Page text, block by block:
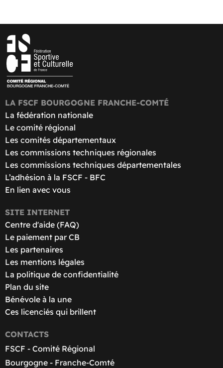
LA FSCF BOURGOGNE FRANCHE-COMTÉ
La fédération nationale
Le comité régional
Les comités départementaux
Les commissions techniques régionales
Les commissions techniques départementales
L’adhésion à la FSCF - BFC
En lien avec vous
SITE INTERNET
Centre d'aide (FAQ)
Le paiement par CB
Les partenaires
Les mentions légales
La politique de confidentialité
Plan du site
Bénévole à la une
Ces licenciés qui brillent
CONTACTS
FSCF - Comité Régional
Bourgogne - Franche-Comté